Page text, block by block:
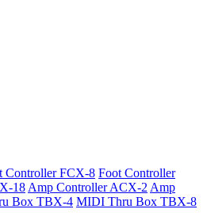
Controller FCX-8 Foot Controller
18 Amp Controller ACX-2 Amp
Box TBX-4 MIDI Thru Box TBX-8